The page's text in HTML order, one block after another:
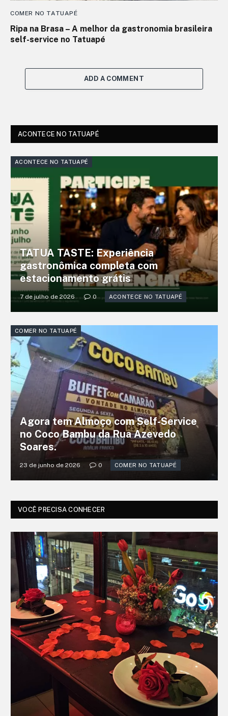
COMER NO TATUAPÉ
Ripa na Brasa – A melhor da gastronomia brasileira
self-service no Tatuapé
ADD A COMMENT
ACONTECE NO TATUAPÉ
ACONTECE NO TATUAPÉ
TATUA TASTE: Experiência
gastronômica completa com
estacionamento grátis
7 de julho de 2026 0 ACONTECE NO TATUAPÉ
COMER NO TATUAPÉ
Agora tem Almoço com Self-Service
no Coco Bambu da Rua Azevedo
Soares.
23 de junho de 2026 0 COMER NO TATUAPÉ
VOCÊ PRECISA CONHECER